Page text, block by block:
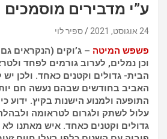
ע”י מדבירים מוסמכים
24 אוגוסט, 2021 ‫ספיר לוי
פשפש המיטה – ג’וקים (הנקראים
וכן נמלים, לערוב גורמים לפחד
הבית- גדולים וקטנים כאחד. ולכן
האביב בחודשים שבהם נעשה חם
התופעה ולמנוע הישנות בקיץ. ידוע
עלול לשתק ולגרום לטראומה
גדולים וקטנים כאחד. איש מאתנו